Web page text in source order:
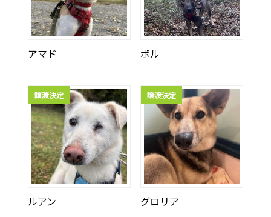
アマド ボル
譲渡決定
ルアン
譲渡決定
グロリア